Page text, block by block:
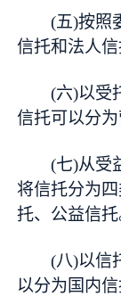
(五)按照
信托和法人信
(六)以受
信托可以分为
(七)从受
将信托分为
托、公益信托
(八)以信
以分为国内信